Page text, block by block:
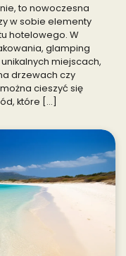
to nowoczesna
w sobie elementy
hotelowego. W
glamping
miejscach,
drzewach czy
cieszyć się
które […]